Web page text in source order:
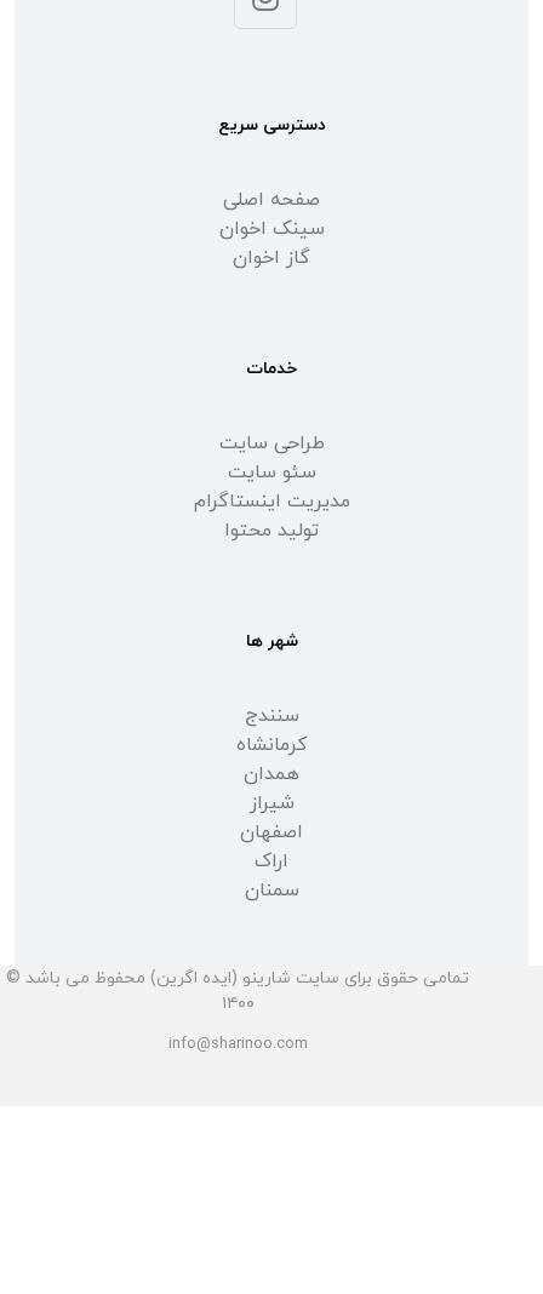
دسترسی سریع
صفحه اصلی
سینک اخوان
گاز اخوان
خدمات
طراحی سایت
سئو سایت
مدیریت اینستاگرام
تولید محتوا
شهر ها
سنندج
کرمانشاه
همدان
شیراز
اصفهان
اراک
سمنان
تمامی حقوق برای سایت شارینو (ایده اگرین) محفوظ می باشد ©
۱۴۰۰
info@sharinoo.com